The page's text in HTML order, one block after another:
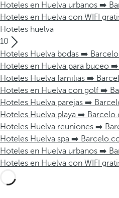
Hoteles en Huelva urbanos ➡️
Hoteles en Huelva con WIFI
Hoteles huelva
10
Hoteles Huelva bodas ➡️
Hoteles en Huelva para buceo
Hoteles Huelva familias ➡️
Hoteles en Huelva con golf ➡️
Hoteles Huelva parejas ➡️
Hoteles Huelva playa ➡️
Hoteles Huelva reuniones ➡️
Hoteles Huelva spa ➡️
Hoteles en Huelva urbanos ➡️
Hoteles en Huelva con WIFI